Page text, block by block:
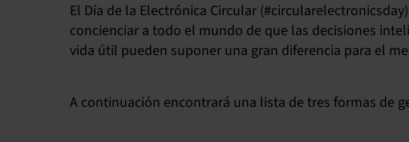
El Día de la Electrónica Circular
concienciar a todo el mundo de que las decisiones
vida útil pueden suponer una gran diferencia para el
A continuación encontrará una lista de tres formas de